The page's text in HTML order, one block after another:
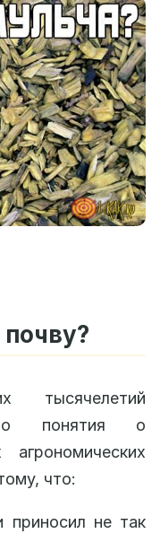
тысячелетий
понятия о
что:
приносил не так